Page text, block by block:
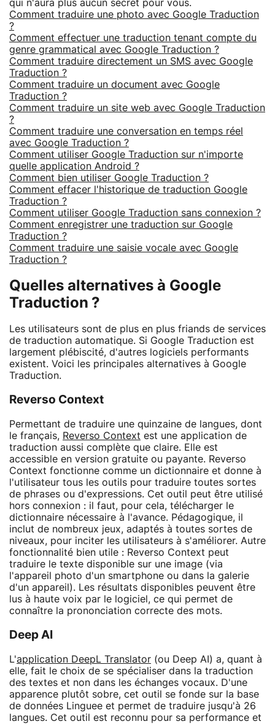
qui n'aura plus aucun secret pour vous.
Comment traduire une photo avec Google Traduction
?
Comment effectuer une traduction tenant compte du
genre grammatical avec Google Traduction ?
Comment traduire directement un SMS avec Google
Traduction ?
Comment traduire un document avec Google
Traduction ?
Comment traduire un site web avec Google Traduction
?
Comment traduire une conversation en temps réel
avec Google Traduction ?
Comment utiliser Google Traduction sur n'importe
quelle application Android ?
Comment bien utiliser Google Traduction ?
Comment effacer l'historique de traduction Google
Traduction ?
Comment utiliser Google Traduction sans connexion ?
Comment enregistrer une traduction sur Google
Traduction ?
Comment traduire une saisie vocale avec Google
Traduction ?
Quelles alternatives à Google
Traduction ?
Les utilisateurs sont de plus en plus friands de services
de traduction automatique. Si Google Traduction est
largement plébiscité, d'autres logiciels performants
existent. Voici les principales alternatives à Google
Traduction.
Reverso Context
Permettant de traduire une quinzaine de langues, dont
le français, Reverso Context est une application de
traduction aussi complète que claire. Elle est
accessible en version gratuite ou payante. Reverso
Context fonctionne comme un dictionnaire et donne à
l'utilisateur tous les outils pour traduire toutes sortes
de phrases ou d'expressions. Cet outil peut être utilisé
hors connexion : il faut, pour cela, télécharger le
dictionnaire nécessaire à l'avance. Pédagogique, il
inclut de nombreux jeux, adaptés à toutes sortes de
niveaux, pour inciter les utilisateurs à s'améliorer. Autre
fonctionnalité bien utile : Reverso Context peut
traduire le texte disponible sur une image (via
l'appareil photo d'un smartphone ou dans la galerie
d'un appareil). Les résultats disponibles peuvent être
lus à haute voix par le logiciel, ce qui permet de
connaître la prononciation correcte des mots.
Deep AI
L'application DeepL Translator (ou Deep AI) a, quant à
elle, fait le choix de se spécialiser dans la traduction
des textes et non dans les échanges vocaux. D'une
apparence plutôt sobre, cet outil se fonde sur la base
de données Linguee et permet de traduire jusqu'à 26
langues. Cet outil est reconnu pour sa performance et